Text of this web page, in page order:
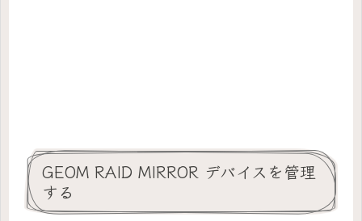
GEOM RAID MIRROR デバイスを管理
する